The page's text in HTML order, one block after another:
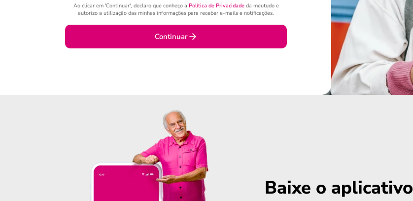
Ao clicar em 'Continuar', declaro que conheço a Política de Privacidadeda meutudo e
autorizo a utilização das minhas informações para receber e-mails e notificações.
Continuar
Baixe o aplicativo